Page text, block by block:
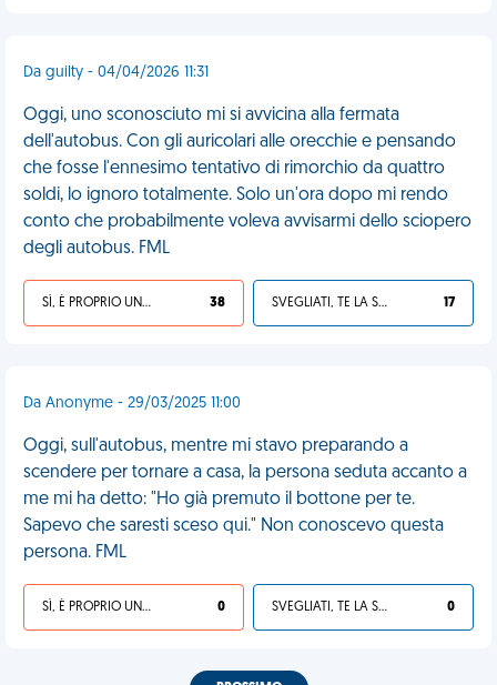
Da guilty - 04/04/2026 11:31
Oggi, uno sconosciuto mi si avvicina alla fermata
dell'autobus. Con gli auricolari alle orecchie e pensando
che fosse l'ennesimo tentativo di rimorchio da quattro
soldi, lo ignoro totalmente. Solo un'ora dopo mi rendo
conto che probabilmente voleva avvisarmi dello sciopero
degli autobus. FML
SÌ, È PROPRIO UNA VDM! 38 SVEGLIATI, TE LA SEI CERCATA! 17
Da Anonyme - 29/03/2025 11:00
Oggi, sull'autobus, mentre mi stavo preparando a
scendere per tornare a casa, la persona seduta accanto a
me mi ha detto: "Ho già premuto il bottone per te.
Sapevo che saresti sceso qui." Non conoscevo questa
persona. FML
SÌ, È PROPRIO UNA VDM! 0 SVEGLIATI, TE LA SEI CERCATA! 0